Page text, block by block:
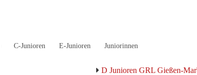
C-Junioren E-Junioren Juniorinnen
D Junioren GRL Gießen-